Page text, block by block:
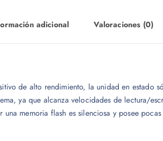
adicional Valoraciones (0)
de alto rendimiento, la unidad en estado
ya que alcanza velocidades de lectura/
una memoria flash es silenciosa y posee